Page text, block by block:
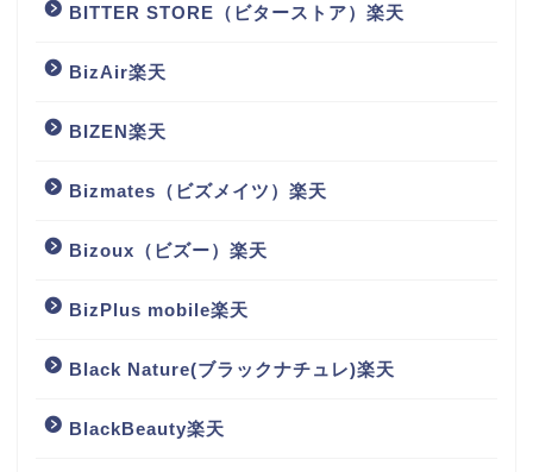
BITTER STORE（ビターストア）楽天
BizAir楽天
BIZEN楽天
Bizmates（ビズメイツ）楽天
Bizoux（ビズー）楽天
BizPlus mobile楽天
Black Nature(ブラックナチュレ)楽天
BlackBeauty楽天